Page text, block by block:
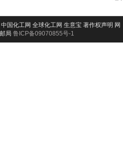
中国化工网 全球化工网 生意宝 著作权声明 网
局 鲁ICP备09070855号-1